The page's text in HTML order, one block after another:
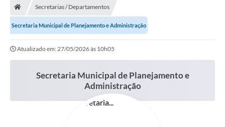
Secretarias / Departamentos
Secretaria Municipal de Planejamento e Administração
Atualizado em: 27/05/2026 às 10h05
Secretaria Municipal de Planejamento e
Administração